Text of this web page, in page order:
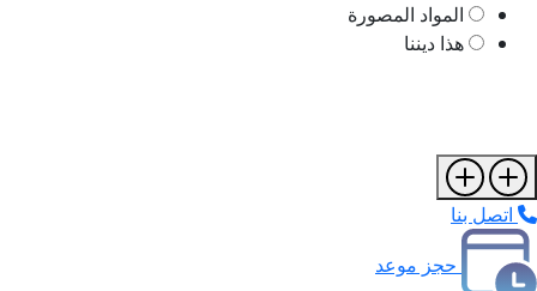
المواد المصورة
هذا ديننا
اتصل بنا
حجز موعد